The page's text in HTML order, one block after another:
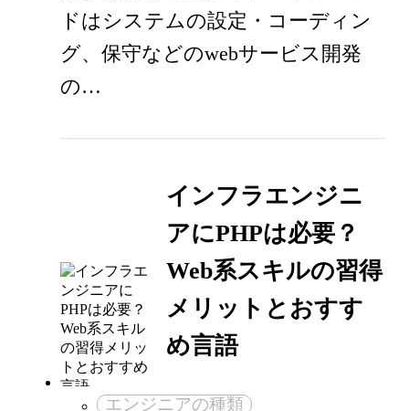
ドはシステムの設定・コーディン
グ、保守などのwebサービス開発
の…
インフラエンジニ
アにPHPは必要？
Web系スキルの習得
メリットとおすす
め言語
エンジニアの種類